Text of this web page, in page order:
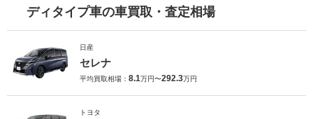
ディタイプ車の車買取・査定相場
日産
セレナ
平均買取相場： 8.1万円〜292.3万円
トヨタ